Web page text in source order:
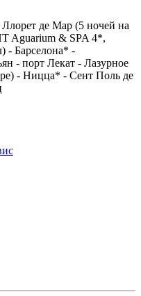
де Мар (5 ночей на
Aguarium & SPA 4*,
- Барселона* -
- порт Лекат - Лазурное
- Ницца* - Сент Поль де